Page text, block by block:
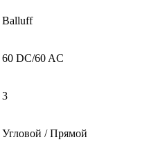
Balluff
60 DC/60 AC
3
Угловой / Прямой